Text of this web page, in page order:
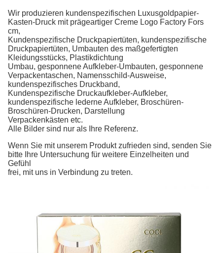
Wir produzieren kundenspezifischen Luxusgoldpapier-
Kasten-Druck mit prägeartiger Creme Logo Factory Fors
cm,
Kundenspezifische Druckpapiertüten, kundenspezifische
Druckpapiertüten, Umbauten des maßgefertigten
Kleidungsstücks, Plastikdichtung
Umbau, gesponnene Aufkleber-Umbauten, gesponnene
Verpackentaschen, Namensschild-Ausweise,
kundenspezifisches Druckband,
Kundenspezifische Druckaufkleber-Aufkleber,
kundenspezifische lederne Aufkleber, Broschüren-
Broschüren-Drucken, Darstellung
Verpackenkästen etc.
Alle Bilder sind nur als Ihre Referenz.
Wenn Sie mit unserem Produkt zufrieden sind, senden Sie
bitte Ihre Untersuchung für weitere Einzelheiten und
Gefühl
frei, mit uns in Verbindung zu treten.